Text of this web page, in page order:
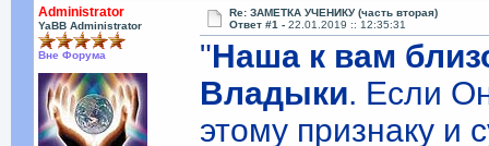
Administrator
YaBB Administrator
Вне Форума
Re: ЗАМЕТКА УЧЕНИКУ (часть вторая)
Ответ #1 -22.01.2019 :: 12:35:31
"Наша к вам
Владыки. Если
этому признаку и